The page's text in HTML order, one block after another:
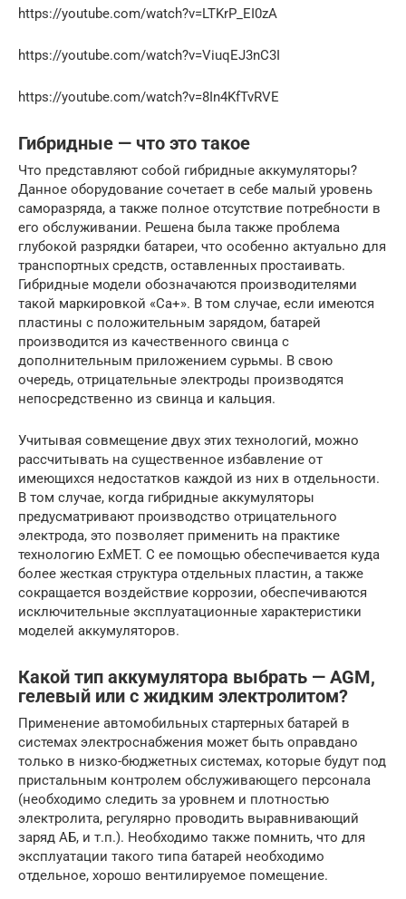
https://youtube.com/watch?v=LTKrP_EI0zA
https://youtube.com/watch?v=ViuqEJ3nC3I
https://youtube.com/watch?v=8In4KfTvRVE
Гибридные — что это такое
Что представляют собой гибридные аккумуляторы?
Данное оборудование сочетает в себе малый уровень
саморазряда, а также полное отсутствие потребности в
его обслуживании. Решена была также проблема
глубокой разрядки батареи, что особенно актуально для
транспортных средств, оставленных простаивать.
Гибридные модели обозначаются производителями
такой маркировкой «Ca+». В том случае, если имеются
пластины с положительным зарядом, батарей
производится из качественного свинца с
дополнительным приложением сурьмы. В свою
очередь, отрицательные электроды производятся
непосредственно из свинца и кальция.
Учитывая совмещение двух этих технологий, можно
рассчитывать на существенное избавление от
имеющихся недостатков каждой из них в отдельности.
В том случае, когда гибридные аккумуляторы
предусматривают производство отрицательного
электрода, это позволяет применить на практике
технологию ExMET. С ее помощью обеспечивается куда
более жесткая структура отдельных пластин, а также
сокращается воздействие коррозии, обеспечиваются
исключительные эксплуатационные характеристики
моделей аккумуляторов.
Какой тип аккумулятора выбрать — AGM,
гелевый или с жидким электролитом?
Применение автомобильных стартерных батарей в
системах электроснабжения может быть оправдано
только в низко-бюджетных системах, которые будут под
пристальным контролем обслуживающего персонала
(необходимо следить за уровнем и плотностью
электролита, регулярно проводить выравнивающий
заряд АБ, и т.п.). Необходимо также помнить, что для
эксплуатации такого типа батарей необходимо
отдельное, хорошо вентилируемое помещение.